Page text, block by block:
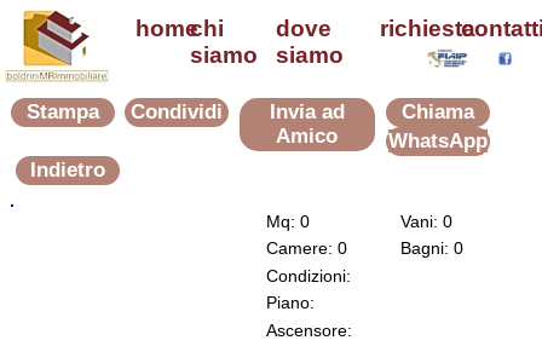
homechi
siamo
dove
siamo
richiesta
Stampa Condividi
Invia ad
Amico
Chiama
WhatsApp
Indietro
Mq: 0
Vani: 0
Camere: 0
Bagni: 0
Condizioni:
Piano:
Ascensore: